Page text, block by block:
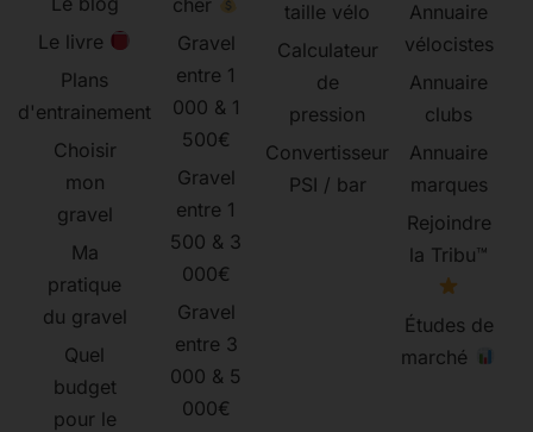
Le livre
Plans
d'entrainement
Choisir
mon
gravel
Ma
pratique
du gravel
Quel
budget
pour le
Gravel
entre 1
000 & 1
500€
Gravel
entre 1
500 & 3
000€
Gravel
entre 3
000 & 5
000€
taille vélo
Calculateur
de
pression
Convertisseur
PSI / bar
Annuaire
vélocistes
Annuaire
clubs
Annuaire
marques
Rejoindre
la Tribu™
Études de
marché